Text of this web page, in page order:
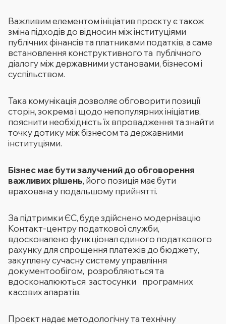
Важливим елементом ініціатив проєкту є також
зміна підходів до відносин між інституціями
публічних фінансів та платниками податків, а саме
встановлення конструктивного та публічного
діалогу між державними установами, бізнесом і
суспільством.
Така комунікація дозволяє обговорити позиції
сторін, зокрема і щодо непопулярних ініціатив,
пояснити необхідність їх впровадження та знайти
точку дотику між бізнесом та державними
інституціями.
Бізнес має бути залучений до обговорення
важливих рішень, його позиція має бути
врахована у подальшому прийнятті.
За підтримки ЄС, буде здійснено модернізацію
Контакт-центру податкової служби,
вдосконалено функціонал єдиного податкового
рахунку для спрощення платежів до бюджету,
закуплену сучасну систему управління
документообігом, розробляються та
вдосконалюються застосунки програмних
касових апаратів.
Проєкт надає методологічну та технічну